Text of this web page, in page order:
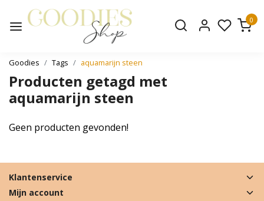
0
Goodies Tags aquamarijn steen
Producten getagd met
aquamarijn steen
Geen producten gevonden!
Klantenservice
Mijn account